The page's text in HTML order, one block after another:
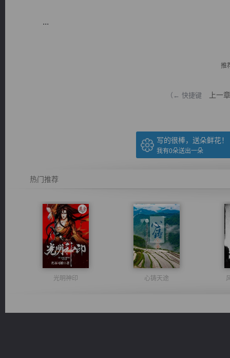
...
推
（← 快捷键 上一章
写的很棒，送朵鲜花！
我有0朵送出一朵
热门推荐
光明神印 心铸天途